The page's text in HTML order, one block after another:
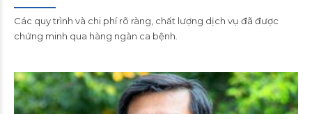
Các quy trình và chi phí rõ ràng, chất lượng dịch vụ đã được
chứng minh qua hàng ngàn ca bệnh.